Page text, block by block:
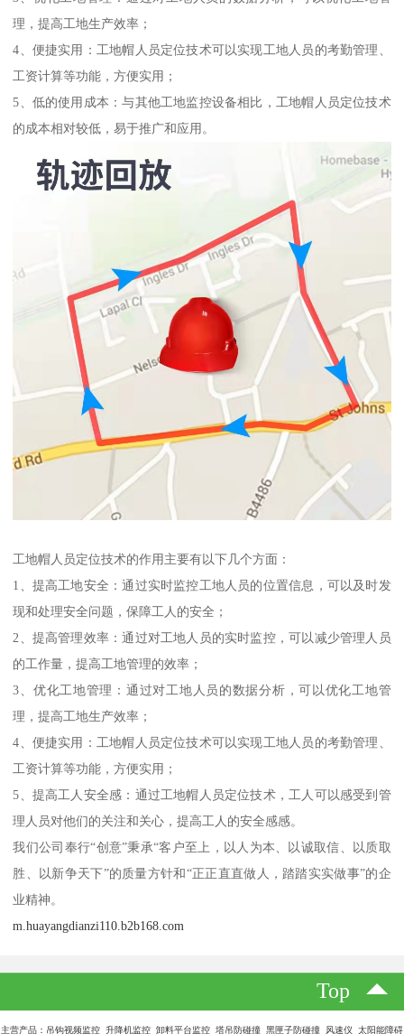
理，提高工地生产效率；
4、便捷实用：工地帽人员定位技术可以实现工地人员的考勤管理、
工资计算等功能，方便实用；
5、低的使用成本：与其他工地监控设备相比，工地帽人员定位技术
的成本相对较低，易于推广和应用。
工地帽人员定位技术的作用主要有以下几个方面：
1、提高工地安全：通过实时监控工地人员的位置信息，可以及时发
现和处理安全问题，保障工人的安全；
2、提高管理效率：通过对工地人员的实时监控，可以减少管理人员
的工作量，提高工地管理的效率；
3、优化工地管理：通过对工地人员的数据分析，可以优化工地管
理，提高工地生产效率；
4、便捷实用：工地帽人员定位技术可以实现工地人员的考勤管理、
工资计算等功能，方便实用；
5、提高工人安全感：通过工地帽人员定位技术，工人可以感受到管
理人员对他们的关注和关心，提高工人的安全感感。
我们公司奉行“创意”秉承“客户至上，以人为本、以诚取信、以质取
胜、以新争天下”的质量方针和“正正直直做人，踏踏实实做事”的企
业精神。
m.huayangdianzi110.b2b168.com
Top
主营产品：吊钩视频监控 升降机监控 卸料平台监控 塔吊防碰撞 黑匣子防碰撞 风速仪 太阳能障碍